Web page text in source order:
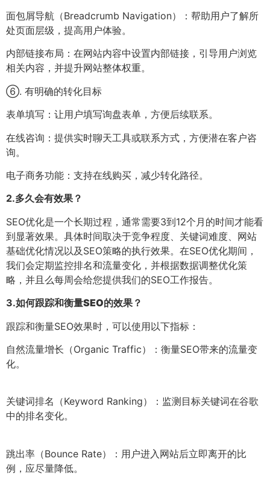
面包屑导航（Breadcrumb Navigation）：帮助用户了解所
处页面层级，提高用户体验。
内部链接布局：在网站内容中设置内部链接，引导用户浏览
相关内容，并提升网站整体权重。
⑥. 有明确的转化目标
表单填写：让用户填写询盘表单，方便后续联系。
在线咨询：提供实时聊天工具或联系方式，方便潜在客户咨
询。
电子商务功能：支持在线购买，减少转化路径。
2.多久会有效果？
SEO优化是一个长期过程，通常需要3到12个月的时间才能看
到显著效果。具体时间取决于竞争程度、关键词难度、网站
基础优化情况以及SEO策略的执行效果。在SEO优化期间，
我们会定期监控排名和流量变化，并根据数据调整优化策
略，并且么每周会给您提供我们的SEO工作报告。
3.如何跟踪和衡量SEO的效果？
跟踪和衡量SEO效果时，可以使用以下指标：
自然流量增长（Organic Traffic）：衡量SEO带来的流量变
化。
关键词排名（Keyword Ranking）：监测目标关键词在谷歌
中的排名变化。
跳出率（Bounce Rate）：用户进入网站后立即离开的比
例，应尽量降低。